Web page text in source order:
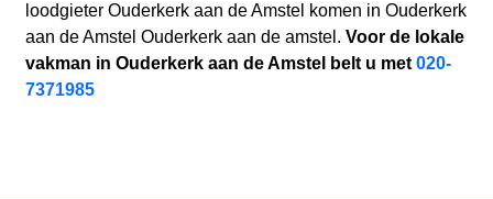
loodgieter Ouderkerk aan de Amstel komen in Ouderkerk
aan de Amstel Ouderkerk aan de amstel. Voor de lokale
vakman in Ouderkerk aan de Amstel belt u met020-
7371985